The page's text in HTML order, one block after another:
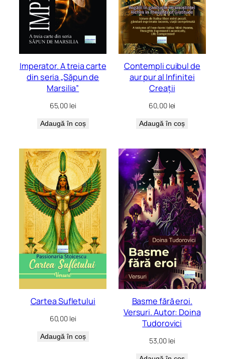
Imperator. A treia carte
din seria „Săpun de
Marsilia”
65,00 lei
Adaugă în coș
Contempli cuibul de
aur pur al Infinitei
Creații
60,00 lei
Adaugă în coș
Cartea Sufletului
60,00 lei
Adaugă în coș
Basme fără eroi.
Versuri. Autor: Doina
Tudorovici
53,00 lei